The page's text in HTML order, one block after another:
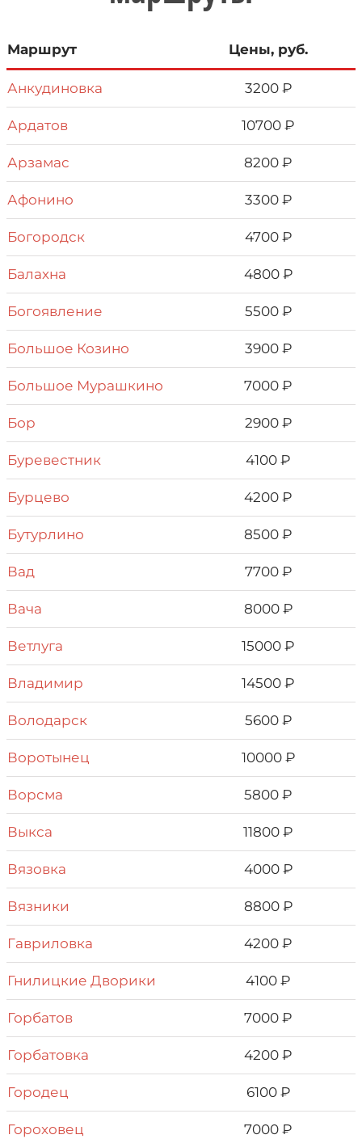
Маршрут Цены, руб.
Анкудиновка 3200 ₽
Ардатов 10700 ₽
Арзамас 8200 ₽
Афонино 3300 ₽
Бoгорoдcк 4700 ₽
Балaхна 4800 ₽
Богоявление 5500 ₽
Большое Козино 3900 ₽
Большое Мурашкино 7000 ₽
Бор 2900 ₽
Буревестник 4100 ₽
Бурцево 4200 ₽
Бутурлино 8500 ₽
Вад 7700 ₽
Вача 8000 ₽
Ветлуга 15000 ₽
Владимир 14500 ₽
Володарск 5600 ₽
Воротынец 10000 ₽
Ворсма 5800 ₽
Выкса 11800 ₽
Вязовка 4000 ₽
Вязники 8800 ₽
Гавриловка 4200 ₽
Гнилицкие Дворики 4100 ₽
Горбатов 7000 ₽
Горбатовка 4200 ₽
Городец 6100 ₽
Гороховец 7000 ₽